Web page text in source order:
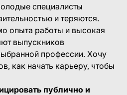
специалисты
и теряются.
опыта работы и высокая
выпускников
профессии. Хочу
как начать карьеру, чтобы
публично и